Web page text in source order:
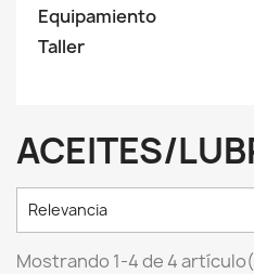
Equipamiento
Taller
ACEITES/
Relevancia
Mostrando 1-4 de 4